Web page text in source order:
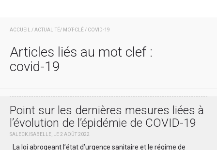
ACCUEIL /ACTUALITÉ/ MOT-CLÉ / COVID-19
Articles liés au mot clef :
covid-19
Point sur les dernières mesures liées à
l’évolution de l’épidémie de COVID-19
SALECK.ISABELLE, LE 2 AOÛT 2022
La loi abrogeant l’état d’urgence sanitaire et le régime de